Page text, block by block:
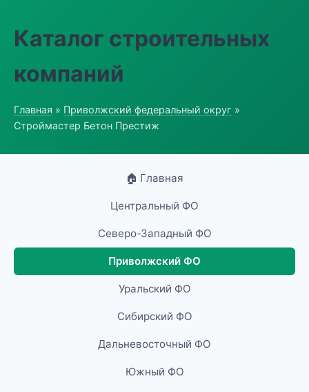
Каталог строительных
компаний
Главная » Приволжский федеральный округ »
Строймастер Бетон Престиж
🏠 Главная
Центральный ФО
Северо-Западный ФО
Приволжский ФО
Уральский ФО
Сибирский ФО
Дальневосточный ФО
Южный ФО